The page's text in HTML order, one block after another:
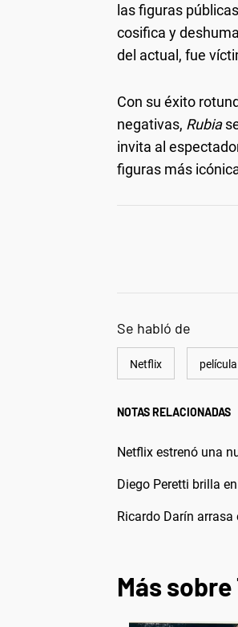
las figuras
cosifica y
del actual, fue
Con su éxito
negativas, Rubia
invita al
figuras más
Se habló de
Netflix película
NOTAS RELACIONADAS
Netflix estrenó una
Diego Peretti brilla
Ricardo Darín
Más